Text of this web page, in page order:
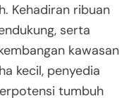
Kehadiran ribuan
serta
kawasan
kecil, penyedia
tumbuh